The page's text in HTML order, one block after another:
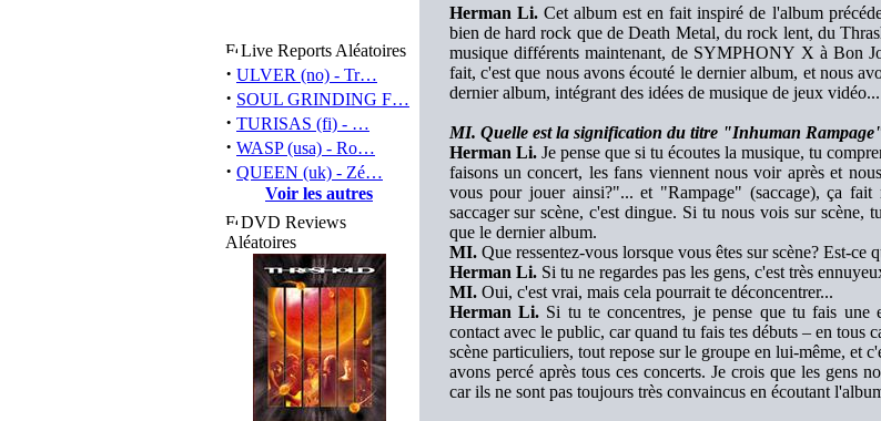
Live Reports Aléatoires
· ULVER (no) - Tr…
· SOUL GRINDING F…
· TURISAS (fi) - …
· WASP (usa) - Ro…
· QUEEN (uk) - Zé…
Voir les autres
DVD Reviews
Aléatoires
Herman Li.Cet album est en fait inspiré de l'album
bien de hard rock que de Death Metal, du rock lent, du
musique différents maintenant, de SYMPHONY X à Bon
fait, c'est que nous avons écouté le dernier album, et nous
dernier album, intégrant des idées de musique de jeux vidéo...
MI. Quelle est la signification du titre "Inhuman
Herman Li.Je pense que si tu écoutes la musique, tu
faisons un concert, les fans viennent nous voir après et
vous pour jouer ainsi?"... et "Rampage" (saccage), ça
saccager sur scène, c'est dingue. Si tu nous vois sur
que le dernier album.
MI.Que ressentez-vous lorsque vous êtes sur scène? Est-ce
Herman Li.Si tu ne regardes pas les gens, c'est très
MI.Oui, c'est vrai, mais cela pourrait te déconcentrer...
Herman Li.Si tu te concentres, je pense que tu fais une
contact avec le public, car quand tu fais tes débuts – en tous
scène particuliers, tout repose sur le groupe en lui-même, et
avons percé après tous ces concerts. Je crois que les gens
car ils ne sont pas toujours très convaincus en écoutant